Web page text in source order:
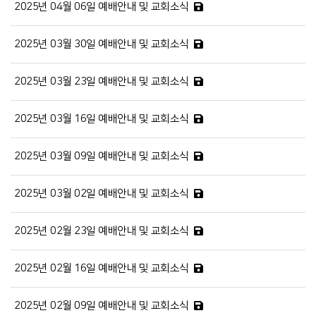
2025년 04월 06일 예배안내 및 교회소식
2025년 03월 30일 예배안내 및 교회소식
2025년 03월 23일 예배안내 및 교회소식
2025년 03월 16일 예배안내 및 교회소식
2025년 03월 09일 예배안내 및 교회소식
2025년 03월 02일 예배안내 및 교회소식
2025년 02월 23일 예배안내 및 교회소식
2025년 02월 16일 예배안내 및 교회소식
2025년 02월 09일 예배안내 및 교회소식